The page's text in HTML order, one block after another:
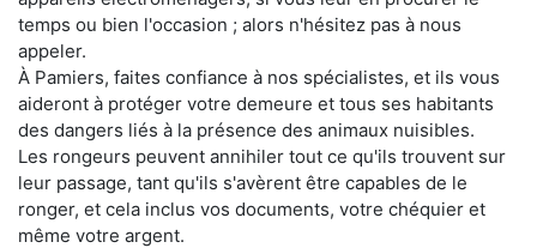
temps ou bien l'occasion ; alors n'hésitez pas à nous
appeler.
À Pamiers, faites confiance à nos spécialistes, et ils vous
aideront à protéger votre demeure et tous ses habitants
des dangers liés à la présence des animaux nuisibles.
Les rongeurs peuvent annihiler tout ce qu'ils trouvent sur
leur passage, tant qu'ils s'avèrent être capables de le
ronger, et cela inclus vos documents, votre chéquier et
même votre argent.